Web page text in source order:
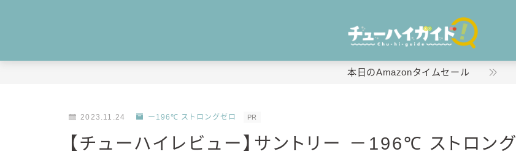
本日のAmazonタイムセール
2023.11.24 ー196℃ ストロングゼロ PR
【チューハイレビュー】サントリー －196℃ ストロング